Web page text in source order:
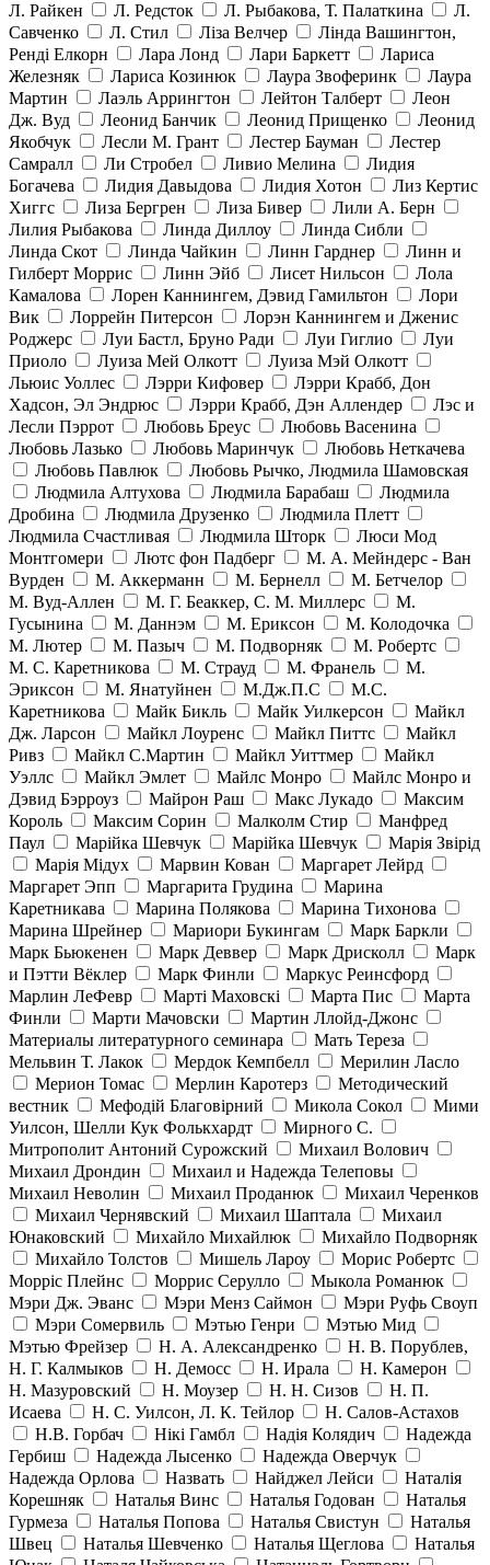
Л. Райкен
Л. Редсток Л. Рыбакова, Т. Палаткина
Л.
Савченко
Л. Стил Ліза Велчер
Лінда Вашингтон,
Ренді Елкорн
Лара Лонд Лари Баркетт
Лариса
Железняк
Лариса Козинюк Лаура Звоферинк
Лаура
Мартин
Лаэль Аррингтон Лейтон Талберт
Леон
Дж. Вуд
Леонид Банчик Леонид Прищенко
Леонид
Якобчук
Лесли М. Грант Лестер Бауман
Лестер
Самралл
Ли Стробел Ливио Мелина
Лидия
Богачева
Лидия Давыдова Лидия Хотон
Лиз Кертис
Хиггс
Лиза Бергрен Лиза Бивер
Лили А. Берн
Лилия Рыбакова
Линда Диллоу
Линда Сибли
Линда Скот
Линда Чайкин Линн Гарднер
Линн и
Гилберт Моррис
Линн Эйб Лисет Нильсон
Лола
Камалова
Лорен Каннингем, Дэвид Гамильтон
Лори
Вик
Лоррейн Питерсон
Лорэн Каннингем и Дженис
Роджерс
Луи Бастл, Бруно Ради Луи Гиглио
Луи
Приоло
Луиза Мей Олкотт
Луиза Мэй Олкотт
Льюис Уоллес
Лэрри Кифовер
Лэрри Крабб, Дон
Хадсон, Эл Эндрюс
Лэрри Крабб, Дэн Аллендер
Лэс и
Лесли Пэррот
Любовь Бреус
Любовь Васенина
Любовь Лазько
Любовь Маринчук
Любовь Неткачева
Любовь Павлюк
Любовь Рычко, Людмила Шамовская
Людмила Алтухова
Людмила Барабаш
Людмила
Дробина
Людмила Друзенко
Людмила Плетт
Людмила Счастливая
Людмила Шторк
Люси Мод
Монтгомери
Лютс фон Падберг
М. А. Мейндерс - Ван
Вурден
М. Аккерманн М. Бернелл
М. Бетчелор
М. Вуд-Аллен
М. Г. Беаккер, С. М. Миллерс
М.
Гусынина
М. Даннэм М. Ериксон
М. Колодочка
М. Лютер
М. Пазыч М. Подворняк
М. Робертс
М. С. Каретникова
М. Страуд М. Франель
М.
Эриксон
М. Янатуйнен М.Дж.П.С
М.С.
Каретникова
Майк Бикль Майк Уилкерсон
Майкл
Дж. Ларсон
Майкл Лоуренс Майкл Питтс
Майкл
Ривз
Майкл С.Мартин Майкл Уиттмер
Майкл
Уэллс
Майкл Эмлет Майлс Монро
Майлс Монро и
Дэвид Бэрроуз
Майрон Раш Макс Лукадо
Максим
Король
Максим Сорин Малколм Стир
Манфред
Паул
Марійка Шевчук Марійка Шевчук
Марія Звірід
Марія Мідух
Марвин Кован
Маргарет Лейрд
Маргарет Эпп
Маргарита Грудина
Марина
Каретникава
Марина Полякова
Марина Тихонова
Марина Шрейнер
Мариори Букингам
Марк Баркли
Марк Бьюкенен
Марк Деввер Марк Дрисколл
Марк
и Пэтти Вёклер
Марк Финли
Маркус Реинсфорд
Марлин ЛеФевр
Марті Маховскі Марта Пис
Марта
Финли
Марти Мачовски
Мартин Ллойд-Джонс
Материалы литературного семинара
Мать Тереза
Мельвин Т. Лакок
Мердок Кемпбелл
Мерилин Ласло
Мерион Томас
Мерлин Каротерз
Методический
вестник
Мефодій Благовірний Микола Сокол
Мими
Уилсон, Шелли Кук Фолькхардт
Мирного С.
Митрополит Антоний Сурожский
Михаил Волович
Михаил Дрондин
Михаил и Надежда Телеповы
Михаил Неволин
Михаил Проданюк
Михаил Черенков
Михаил Чернявский
Михаил Шаптала
Михаил
Юнаковский
Михайло Михайлюк
Михайло Подворняк
Михайло Толстов
Мишель Лароу
Морис Робертс
Морріс Плейнс
Моррис Серулло
Мыкола Романюк
Мэри Дж. Эванс
Мэри Менз Саймон
Мэри Руфь Своуп
Мэри Сомервиль
Мэтью Генри
Мэтью Мид
Мэтью Фрейзер
Н. А. Александренко
Н. В. Порублев,
Н. Г. Калмыков
Н. Демосс Н. Ирала
Н. Камерон
Н. Мазуровский
Н. Моузер Н. Н. Сизов
Н. П.
Исаева
Н. С. Уилсон, Л. К. Тейлор
Н. Салов-Астахов
Н.В. Горбач
Нікі Гамбл Надія Колядич
Надежда
Гербиш
Надежда Лысенко
Надежда Оверчук
Надежда Орлова
Назвать Найджел Лейси
Наталія
Корешняк
Наталья Винс Наталья Годован
Наталья
Гурмеза
Наталья Попова Наталья Свистун
Наталья
Швец
Наталья Шевченко Наталья Щеглова
Наталья